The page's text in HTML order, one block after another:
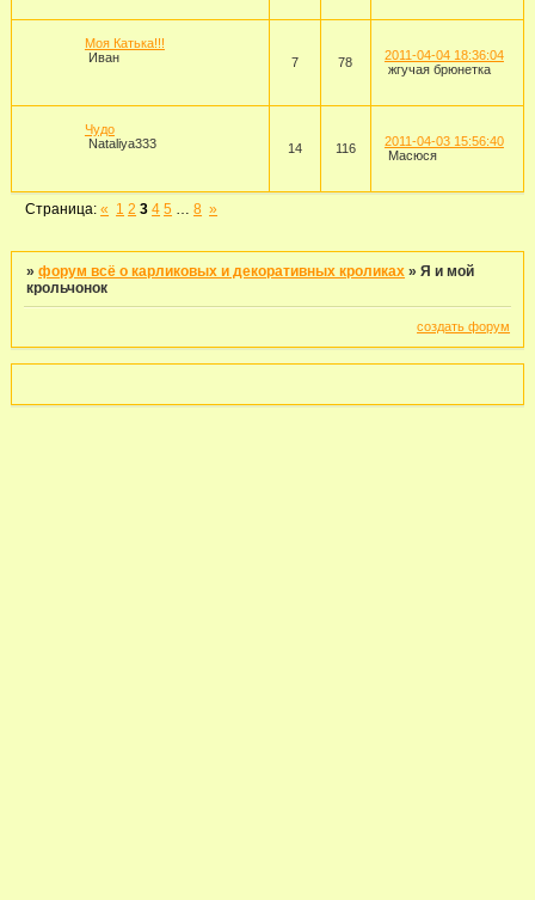
Моя Катька!!!
Иван
7 78
2011-04-04 18:36:04
жгучая брюнетка
Чудо
Nataliya333
14 116
2011-04-03 15:56:40
Масюся
Страница:« 1 2 3 4 5 8 »
»форум всё о карликовых и декоративных кроликах »Я и мой
крольчонок
создать форум